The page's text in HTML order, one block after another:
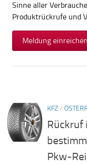
Sinne aller
Produktrückrufe und
Meldung
KFZ /
Rückruf
Pkw-